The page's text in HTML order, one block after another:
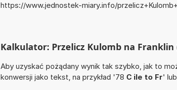
https://www.jednostek-miary.info/
Kalkulator: Przelicz Kulomb na Franklin
Aby uzyskać pożądany wynik tak szybko, jak to
konwersji jako tekst, na przykład '78 C ile to Fr'